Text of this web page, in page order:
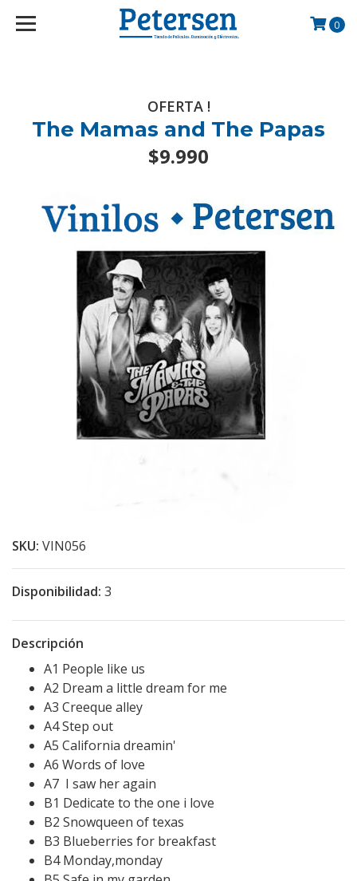
googlef2d1455d5020445a.html
0
OFERTA !
The Mamas and The Papas
$9.990
SKU: VIN056
Disponibilidad: 3
Descripción
A1 People like us
A2 Dream a little dream for me
A3 Creeque alley
A4 Step out
A5 California dreamin'
A6 Words of love
A7 I saw her again
B1 Dedicate to the one i love
B2 Snowqueen of texas
B3 Blueberries for breakfast
B4 Monday,monday